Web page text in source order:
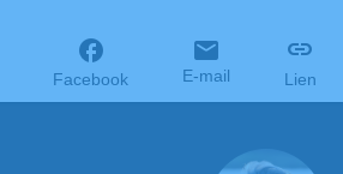
Facebook E-mail Lien